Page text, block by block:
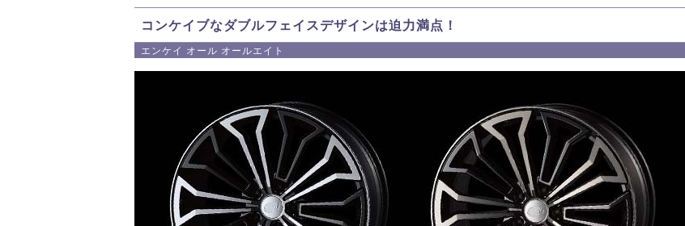
コンケイブなダブルフェイスデザインは迫力満点！
エンケイ オール オールエイト